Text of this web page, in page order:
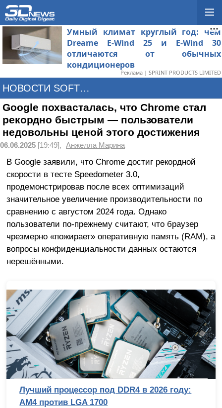
Умный климат круглый год: чем
Dreame E-Wind 25 и E-Wind 30
отличаются от обычных
кондиционеров
Реклама | SPRINT PRODUCTS LIMITED
НОВОСТИ SOFTWARE
Google похвасталась, что Chrome стал
рекордно быстрым — пользователи
недовольны ценой этого достижения
06.06.2025 [19:49], Анжелла Марина
В Google заявили, что Chrome достиг рекордной
скорости в тесте Speedometer 3.0,
продемонстрировав после всех оптимизаций
значительное увеличение производительности по
сравнению с августом 2024 года. Однако
пользователи по-прежнему считают, что браузер
чрезмерно «пожирает» оперативную память (RAM), а
вопросы конфиденциальности данных остаются
нерешёнными.
Лучший процессор под DDR4 в 2026 году:
AM4 против LGA 1700